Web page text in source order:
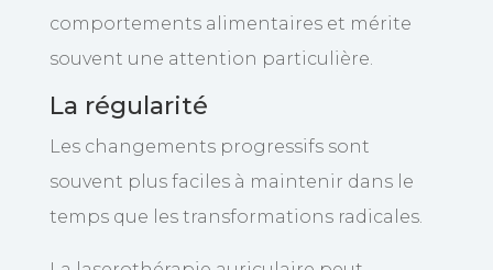
comportements alimentaires et mérite
souvent une attention particulière.
La régularité
Les changements progressifs sont
souvent plus faciles à maintenir dans le
temps que les transformations radicales.